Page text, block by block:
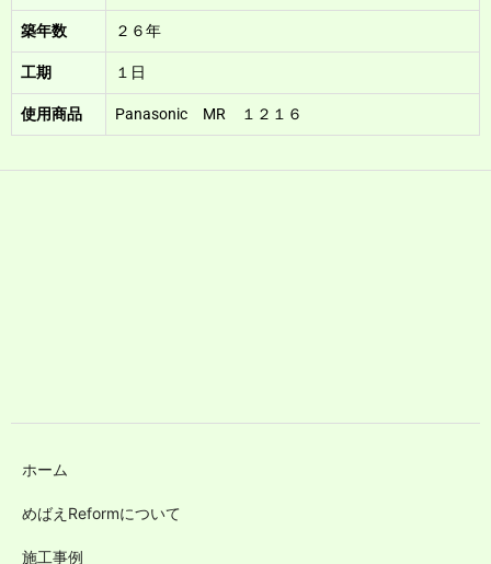
築年数 ２６年
工期 １日
使用商品 Panasonic MR １２１６
ホーム
めばえReformについて
施工事例